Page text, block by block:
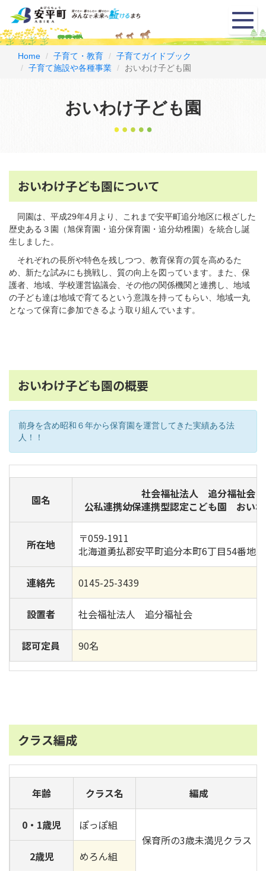
メ
ニ
ュ
Home 子育て・教育
子育てガイドブック
子育て施設や各種事業
おいわけ子ども園
おいわけ子ども園
おいわけ子ども園について
同園は、平成29年4月より、これまで安平町追分地区に根ざした
歴史ある３園（旭保育園・追分保育園・追分幼稚園）を統合し誕
生しました。
それぞれの長所や特色を残しつつ、教育保育の質を高めるた
め、新たな試みにも挑戦し、質の向上を図っています。また、保
護者、地域、学校運営協議会、その他の関係機関と連携し、地域
の子ども達は地域で育てるという意識を持ってもらい、地域一丸
となって保育に参加できるよう取り組んでいます。
おいわけ子ども園の概要
前身を含め昭和６年から保育園を運営してきた実績ある法
人！！
園名
社会福祉法人 追分福祉会
公私連携幼保連携型認定こども園 おい
所在地
〒059-1911
北海道勇払郡安平町追分本町6丁目54番地
連絡先 0145-25-3439
設置者 社会福祉法人 追分福祉会
認可定員 90名
クラス編成
年齢 クラス名 編成
0・1歳児
ぽっぽ組
保育所の3歳未満児クラス
2歳児
めろん組